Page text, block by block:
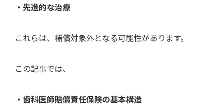
・先進的な治療
これらは、補償対象外となる可能性があります。
この記事では、
・歯科医師賠償責任保険の基本構造